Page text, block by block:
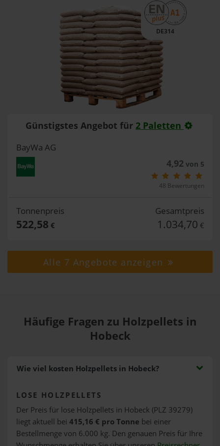
DE314
Günstigstes Angebot für 2 Paletten
BayWa AG
4,92von 5
48 Bewertungen
Tonnenpreis
522,58 €
Gesamtpreis
1.034,70 €
Alle 7 Angebote anzeigen
Häufige Fragen zu Holzpellets in
Hobeck
Wie viel kosten Holzpellets in Hobeck?
LOSE HOLZPELLETS
Der Preis für lose Holzpellets in Hobeck (PLZ 39279)
liegt aktuell bei 415,16 € pro Tonne bei einer
Bestellmenge von 6.000 kg. Den genauen Preis für Ihre